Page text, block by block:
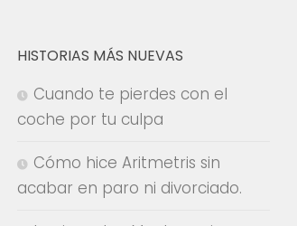
HISTORIAS MÁS NUEVAS
Cuando te pierdes con el
coche por tu culpa
Cómo hice Aritmetris sin
acabar en paro ni divorciado.